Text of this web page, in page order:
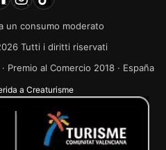
un consumo moderato
Tutti i diritti riservati
Premio al Comercio 2018 · España
a Creaturisme